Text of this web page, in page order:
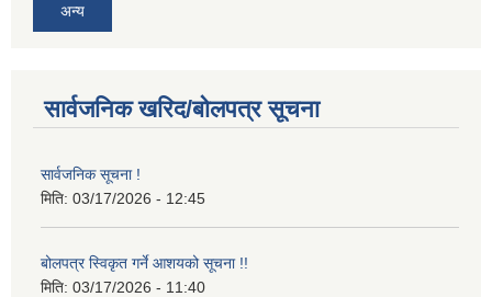
अन्य
सार्वजनिक खरिद/बोलपत्र सूचना
सार्वजनिक सूचना !
मिति: 03/17/2026 - 12:45
बोलपत्र स्विकृत गर्ने आशयको सूचना !!
मिति: 03/17/2026 - 11:40